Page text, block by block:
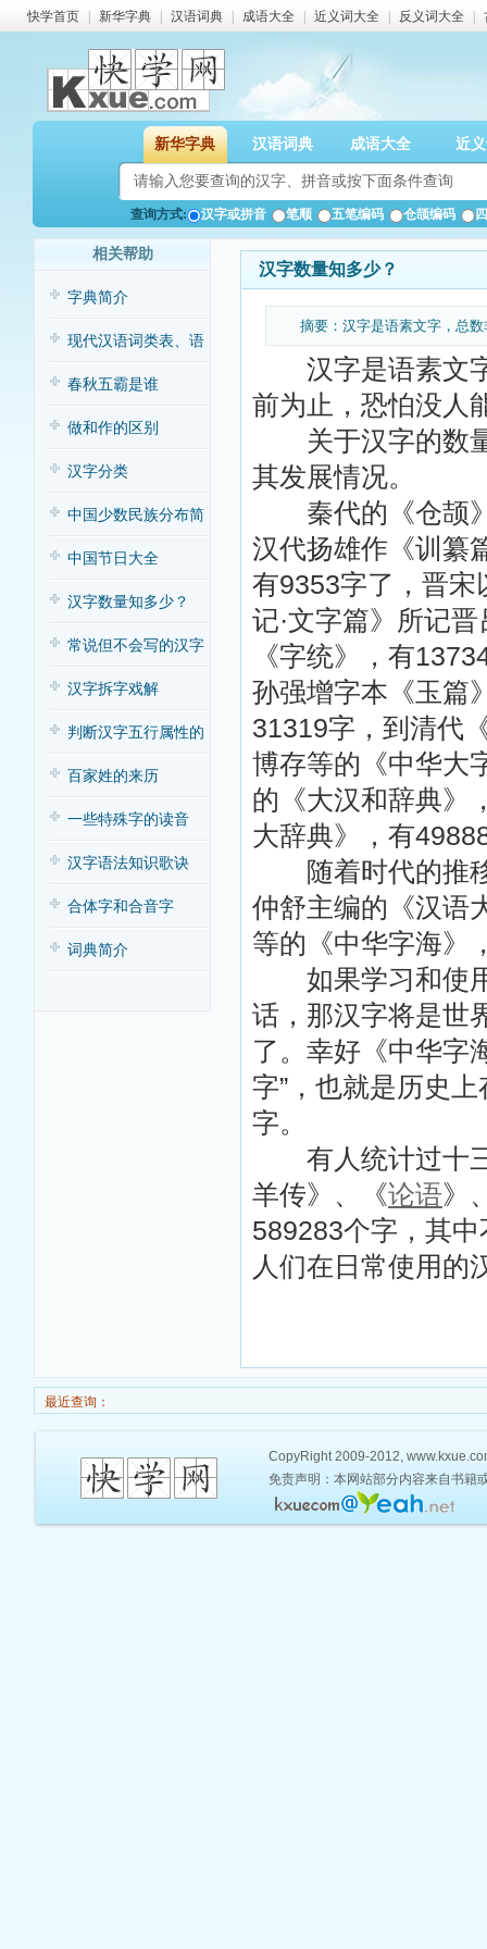
快学首页 新华字典 汉语词典 成语大全 近义词大全 反义词大全
新华字典 汉语词典 成语大全 近
查询方式: 汉字或拼音 笔顺 五笔编码 仓颉编码
相关帮助
字典简介
现代汉语词类表、语
法表及语句表
春秋五霸是谁
做和作的区别
汉字分类
中国少数民族分布简
表
中国节日大全
汉字数量知多少？
常说但不会写的汉字
汉字拆字戏解
判断汉字五行属性的
方法
百家姓的来历
一些特殊字的读音
汉字语法知识歌诀
合体字和合音字
词典简介
汉字数量知多少？
摘要：汉字是语素文字，总
汉字是语素文字
前为止，恐怕没人
关于汉字的数量
其发展情况。
秦代的《仓颉》
汉代扬雄作《训纂
有9353字了，晋宋
记·文字篇》所记
《字统》，有
孙强增字本《玉篇
31319字，到清代
博存等的《中华大
的《大汉和辞典》
大辞典》，有
随着时代的推移
仲舒主编的《汉语
等的《中华字海》
如果学习和使用
话，那汉字将是世
了。幸好《中华字
字”，也就是历史
字。
有人统计过十三
羊传》、《论语》
589283个字，其
人们在日常使用的
最近查询：
CopyRight 2009-2012,
免责声明：本网站部分内容来自书籍